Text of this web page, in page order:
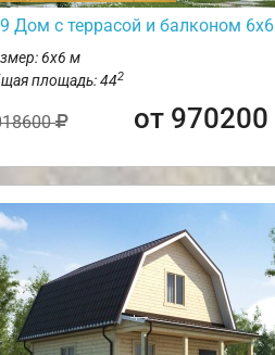
Дом с террасой и балконом 6х6
6х6 м
площадь: 442
от 970200